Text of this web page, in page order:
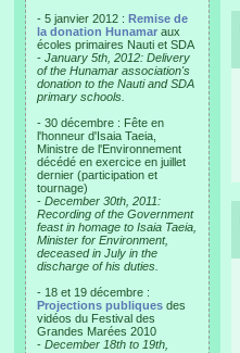
- 5 janvier 2012 : Remise de
la donation Hunamar aux
écoles primaires Nauti et SDA
- January 5th, 2012: Delivery
of the Hunamar association's
donation to the Nauti and SDA
primary schools.
- 30 décembre : Fête en
l'honneur d'Isaia Taeia,
Ministre de l'Environnement
décédé en exercice en juillet
dernier (participation et
tournage)
- December 30th, 2011:
Recording of the Government
feast in homage to Isaia Taeia,
Minister for Environment,
deceased in July in the
discharge of his duties.
- 18 et 19 décembre :
Projections publiques des
vidéos du Festival des
Grandes Marées 2010
- December 18th to 19th,